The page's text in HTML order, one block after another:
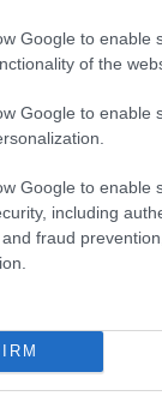
Google to enable
of the
Google to enable
Google to enable
including
fraud
Η
τατουάζ